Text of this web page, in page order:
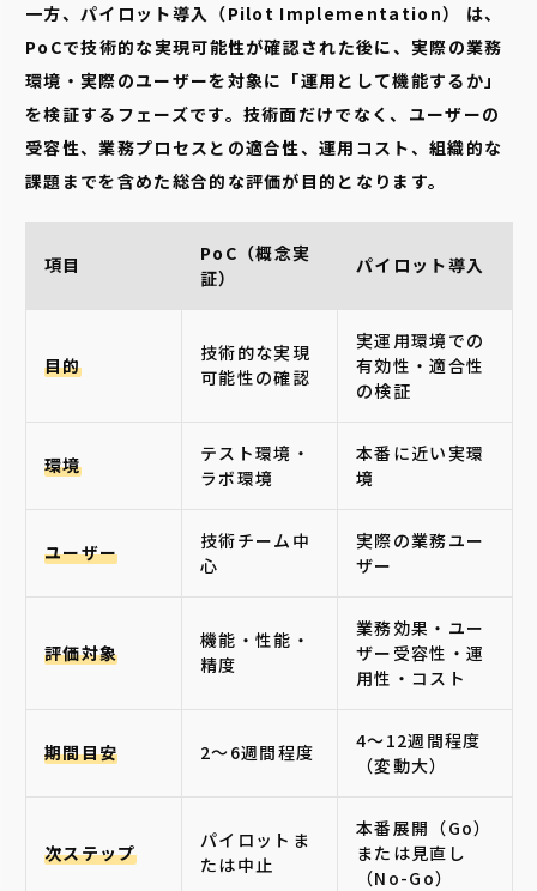
一方、パイロット導入（Pilot Implementation） は、
PoCで技術的な実現可能性が確認された後に、実際の業務
環境・実際のユーザーを対象に「運用として機能するか」
を検証するフェーズです。技術面だけでなく、ユーザーの
受容性、業務プロセスとの適合性、運用コスト、組織的な
課題までを含めた総合的な評価が目的となります。
項目
PoC（概念実
証）
パイロット導入
目的
技術的な実現
可能性の確認
実運用環境での
有効性・適合性
の検証
環境
テスト環境・
ラボ環境
本番に近い実環
境
ユーザー
技術チーム中
心
実際の業務ユー
ザー
評価対象
機能・性能・
精度
業務効果・ユー
ザー受容性・運
用性・コスト
期間目安 2〜6週間程度
4〜12週間程度
（変動大）
次ステップ
パイロットま
たは中止
本番展開（Go）
または見直し
（No-Go）